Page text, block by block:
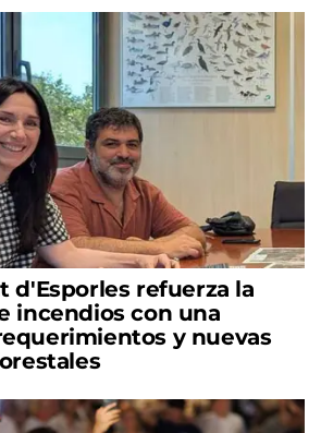
d'Esporles refuerza la
incendios con una
y nuevas